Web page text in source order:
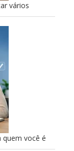
vários
quem você é